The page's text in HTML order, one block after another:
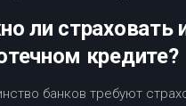
ли страховать
кредите?
банков требуют